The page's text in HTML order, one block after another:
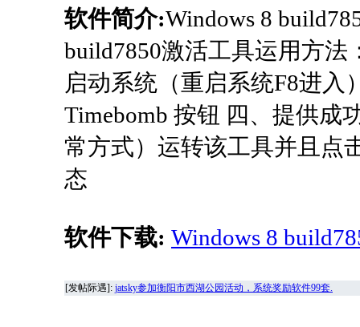
软件简介:Windows 8
build7850激活工具运用方
启动系统（重启系统F8进入
Timebomb 按钮 四、提供成
常方式）运转该工具并且点
态
软件下载: Windows 8
[发帖际遇]: jatsky参加衡阳市西湖公园活动，系统奖励软件99套.